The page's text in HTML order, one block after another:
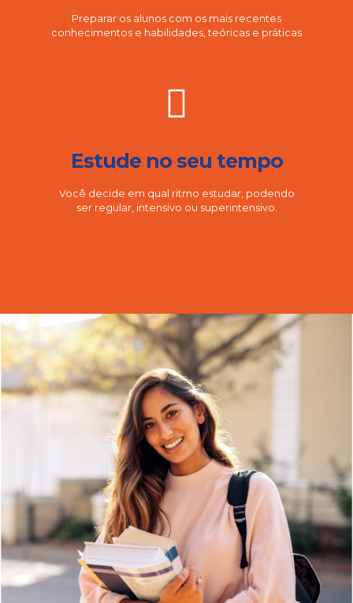
Preparar os alunos com os mais recentes
conhecimentos e habilidades, teóricas e práticas
Estude no seu tempo
Você decide em qual ritmo estudar, podendo
ser regular, intensivo ou superintensivo.